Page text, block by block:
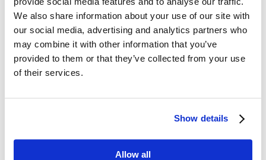
We also share information about your use of our site with
our social media, advertising and analytics partners who
may combine it with other information that you’ve
provided to them or that they’ve collected from your use
of their services.
Show details
Allow all
Karolina Adamczak-Radziszewska
Marketing Manager Poland, Greece, EEI
Abbott Medical
Od kilkunastu lat związana z branżą technologii
rynku i marketingu, swoje doświadczenie
Medtronic, J&J, Philips czy Siemens. Obecnie
Marketing Manager odpowiedzialna za strategie